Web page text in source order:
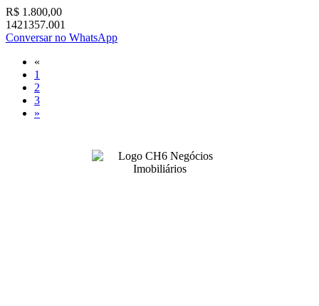
R$ 1.800,00
1421357.001
Conversar no WhatsApp
«
1
2
3
»